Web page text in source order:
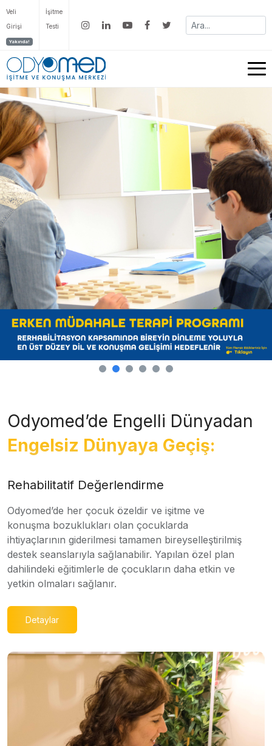
Veli
Girişi
Yakında!
İşitme
Testi
Odyomed’de Engelli Dünyadan
Engelsiz Dünyaya Geçiş:
Rehabilitatif Değerlendirme
Odyomed’de her çocuk özeldir ve işitme ve
konuşma bozuklukları olan çocuklarda
ihtiyaçlarının giderilmesi tamamen bireyselleştirilmiş
destek seanslarıyla sağlanabilir. Yapılan özel plan
dahilindeki eğitimlerle de çocukların daha etkin ve
yetkin olmaları sağlanır.
Detaylar